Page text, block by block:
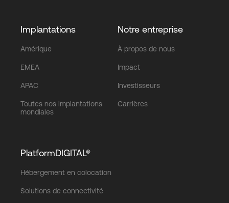
Implantations
Amérique
EMEA
APAC
Toutes nos implantations
mondiales
Notre entreprise
À propos de nous
Impact
Investisseurs
Carrières
PlatformDIGITAL®
Hébergement en colocation
Solutions de connectivité